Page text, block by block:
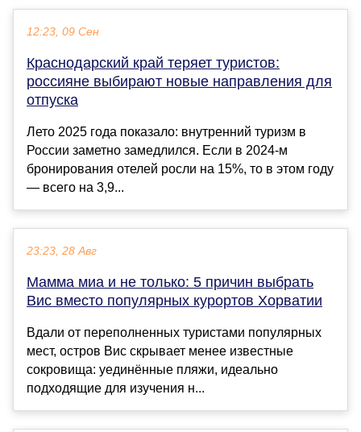
12:23, 09 Сен
Краснодарский край теряет туристов:
россияне выбирают новые направления для
отпуска
Лето 2025 года показало: внутренний туризм в
России заметно замедлился. Если в 2024-м
бронирования отелей росли на 15%, то в этом году
— всего на 3,9...
23:23, 28 Авг
Мамма миа и не только: 5 причин выбрать
Вис вместо популярных курортов Хорватии
Вдали от переполненных туристами популярных
мест, остров Вис скрывает менее известные
сокровища: уединённые пляжи, идеально
подходящие для изучения н...